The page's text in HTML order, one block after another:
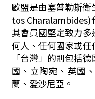
歐盟是由塞普勒斯
tos Charalambides)
其會員國堅定致力
何人、任何國家或
「台灣」的則包括
國、立陶宛、英國
蘭、愛沙尼亞。